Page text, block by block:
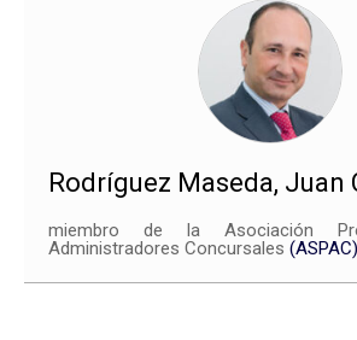
Rodríguez Maseda, Juan
miembro de la Asociación
Administradores Concursales (ASPAC)